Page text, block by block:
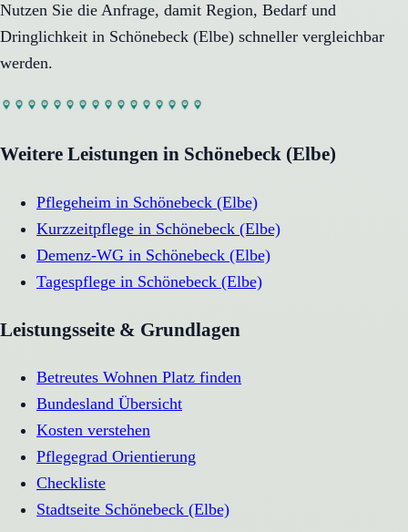
Nutzen Sie die Anfrage, damit Region, Bedarf und
Dringlichkeit in Schönebeck (Elbe) schneller vergleichbar
werden.
Weitere Leistungen in Schönebeck (Elbe)
Pflegeheim in Schönebeck (Elbe)
Kurzzeitpflege in Schönebeck (Elbe)
Demenz-WG in Schönebeck (Elbe)
Tagespflege in Schönebeck (Elbe)
Leistungsseite & Grundlagen
Betreutes Wohnen Platz finden
Bundesland Übersicht
Kosten verstehen
Pflegegrad Orientierung
Checkliste
Stadtseite Schönebeck (Elbe)